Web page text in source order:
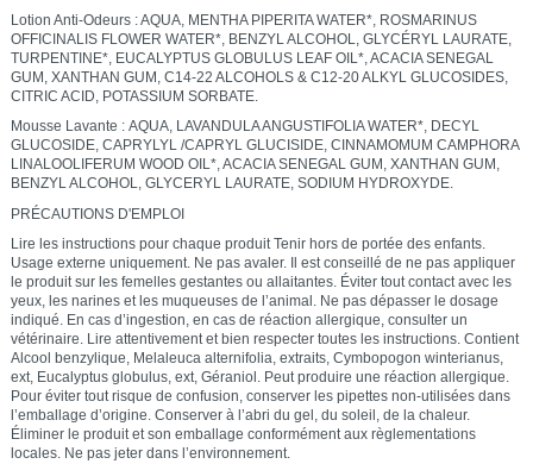
Lotion Anti-Odeurs : AQUA, MENTHA PIPERITA WATER*, ROSMARINUS
OFFICINALIS FLOWER WATER*, BENZYL ALCOHOL, GLYCÉRYL LAURATE,
TURPENTINE*, EUCALYPTUS GLOBULUS LEAF OIL*, ACACIA SENEGAL
GUM, XANTHAN GUM, C14-22 ALCOHOLS & C12-20 ALKYL GLUCOSIDES,
CITRIC ACID, POTASSIUM SORBATE.
Mousse Lavante : AQUA, LAVANDULA ANGUSTIFOLIA WATER*, DECYL
GLUCOSIDE, CAPRYLYL /CAPRYL GLUCISIDE, CINNAMOMUM CAMPHORA
LINALOOLIFERUM WOOD OIL*, ACACIA SENEGAL GUM, XANTHAN GUM,
BENZYL ALCOHOL, GLYCERYL LAURATE, SODIUM HYDROXYDE.
PRÉCAUTIONS D'EMPLOI
Lire les instructions pour chaque produit Tenir hors de portée des enfants.
Usage externe uniquement. Ne pas avaler. Il est conseillé de ne pas appliquer
le produit sur les femelles gestantes ou allaitantes. Éviter tout contact avec les
yeux, les narines et les muqueuses de l’animal. Ne pas dépasser le dosage
indiqué. En cas d’ingestion, en cas de réaction allergique, consulter un
vétérinaire. Lire attentivement et bien respecter toutes les instructions. Contient
Alcool benzylique, Melaleuca alternifolia, extraits, Cymbopogon winterianus,
ext, Eucalyptus globulus, ext, Géraniol. Peut produire une réaction allergique.
Pour éviter tout risque de confusion, conserver les pipettes non-utilisées dans
l’emballage d’origine. Conserver à l’abri du gel, du soleil, de la chaleur.
Éliminer le produit et son emballage conformément aux règlementations
locales. Ne pas jeter dans l’environnement.